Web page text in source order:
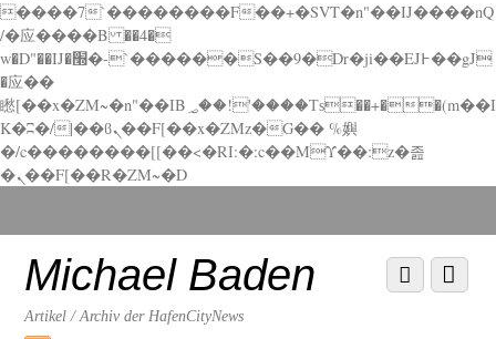
����7`��������F��+�SVT�n"��IJ����nQ
/�应����B ��4�
w�D"��IJ�׭�-`������S��9�Dr�ji��EJ߅��gJ
�应��
矁[��x�ZM~�n"��IB؃��!'����Тѕ��+��(m��I
K�ʭ�/|��ϐܢ��F[��x�ZMz�G�� %嬩
�/c��������[[��<�RI:�:c��MΎ��:z�졾
�ܢ��F[��R�ZM~�D
down
contentMichael Baden
Artikel / Archiv der HafenCityNews
Menu
Scroll
down